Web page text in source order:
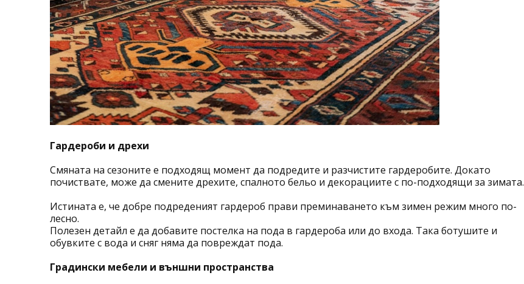
Гардероби и дрехи
Смяната на сезоните е подходящ момент да подредите и разчистите гардеробите. Докато
почиствате, може да смените дрехите, спалното бельо и декорациите с по-подходящи за зимата.
Истината е, че добре подреденият гардероб прави преминаването към зимен режим много по-
лесно.
Полезен детайл е да добавите постелка на пода в гардероба или до входа. Така ботушите и
обувките с вода и сняг няма да повреждат пода.
Градински мебели и външни пространства